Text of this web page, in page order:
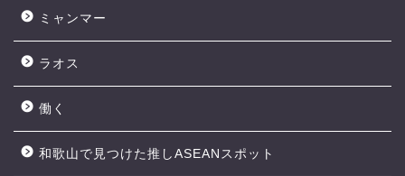
ミャンマー
ラオス
働く
和歌山で見つけた推しASEANスポット